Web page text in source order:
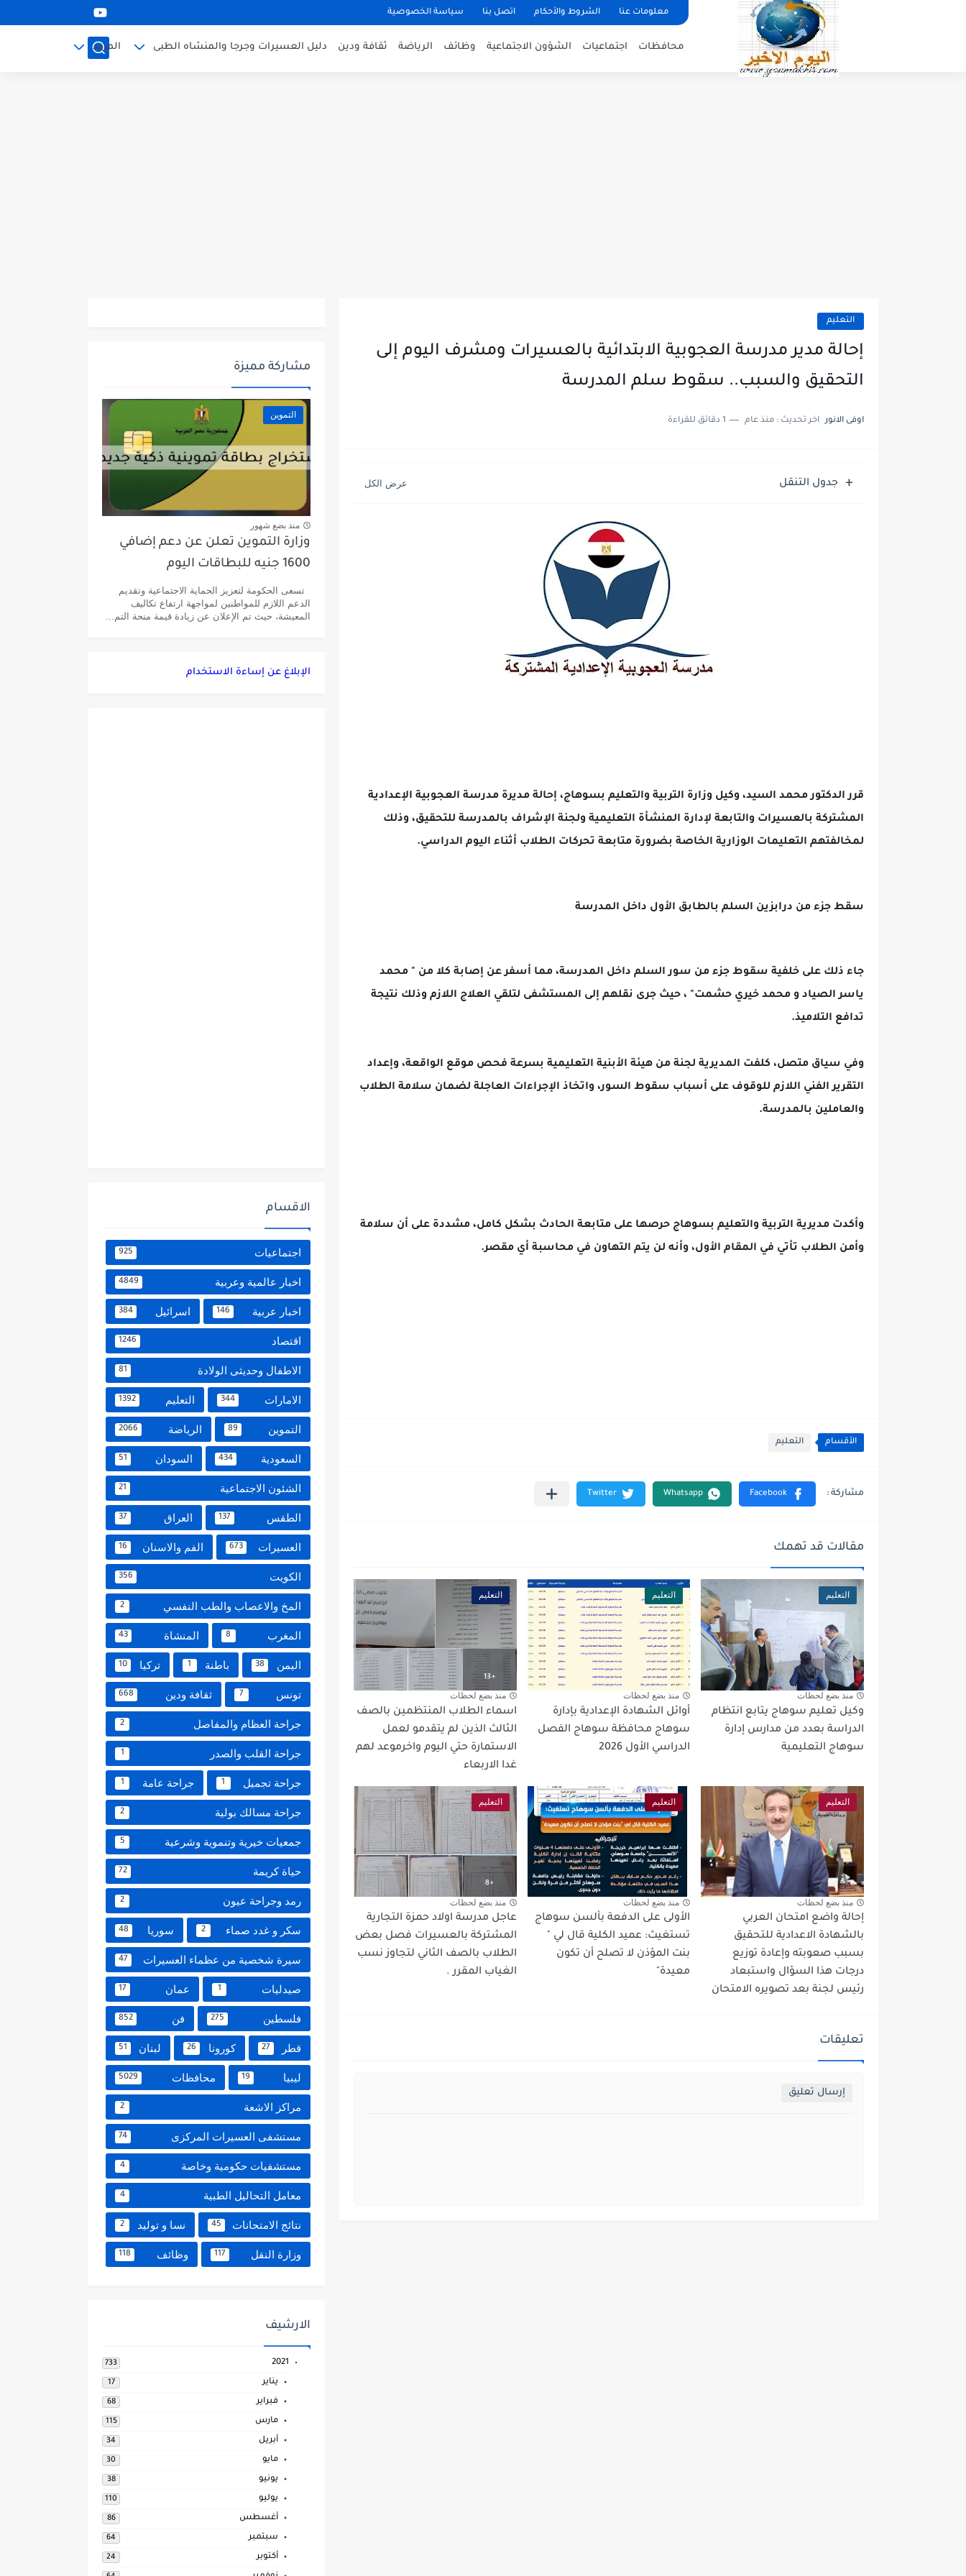
معلومات عنا الشروط والأحكام اتصل بنا سياسة الخصوصية
محافظات اجتماعيات الشؤون الاجتماعية وظائف الرياضة ثقافة ودين دليل العسيرات وجرجا والمنشاه الطبى المزيد
التعليم
إحالة مدير مدرسة العجوبية الابتدائية بالعسيرات ومشرف اليوم إلى
التحقيق والسبب.. سقوط سلم المدرسة
اوفى الانور اخر تحديث : منذ عام 1 دقائق للقراءة
جدول التنقل
قرر الدكتور محمد السيد، وكيل وزارة التربية والتعليم بسوهاج، إحالة مديرة مدرسة العجوبية الإعدادية
المشتركة بالعسيرات والتابعة لإدارة المنشأة التعليمية ولجنة الإشراف بالمدرسة للتحقيق، وذلك
لمخالفتهم التعليمات الوزارية الخاصة بضرورة متابعة تحركات الطلاب أثناء اليوم الدراسي.
سقط جزء من درابزين السلم بالطابق الأول داخل المدرسة
جاء ذلك على خلفية سقوط جزء من سور السلم داخل المدرسة، مما أسفر عن إصابة كلا من " محمد
ياسر الصياد و محمد خيري حشمت" ، حيث جرى نقلهم إلى المستشفى لتلقي العلاج اللازم وذلك نتيجة
تدافع التلاميذ.
وفي سياق متصل، كلفت المديرية لجنة من هيئة الأبنية التعليمية بسرعة فحص موقع الواقعة، وإعداد
التقرير الفني اللازم للوقوف على أسباب سقوط السور، واتخاذ الإجراءات العاجلة لضمان سلامة الطلاب
والعاملين بالمدرسة.
وأكدت مديرية التربية والتعليم بسوهاج حرصها على متابعة الحادث بشكل كامل، مشددة على أن سلامة
وأمن الطلاب تأتي في المقام الأول، وأنه لن يتم التهاون في محاسبة أي مقصر.
الأقسام التعليم
مقالات قد تهمك
التعليم
منذ بضع لحظات
وكيل تعليم سوهاج يتابع انتظام
الدراسة بعدد من مدارس إدارة
سوهاج التعليمية
التعليم
منذ بضع لحظات
أوائل الشهادة الإعدادية بإدارة
سوهاج محافظة سوهاج الفصل
الدراسي الأول 2026
التعليم
منذ بضع لحظات
اسماء الطلاب المنتظمين بالصف
الثالث الذين لم يتقدمو لعمل
الاستمارة حتي اليوم واخرموعد لهم
غدا الاربعاء
التعليم
منذ بضع لحظات
إحالة واضع امتحان العربي
بالشهادة الاعدادية للتحقيق
بسبب صعوبته وإعادة توزيع
درجات هذا السؤال واستبعاد
رئيس لجنة بعد تصويره الامتحان
التعليم
منذ بضع لحظات
الأولى على الدفعة بألسن سوهاج
تستغيث: عميد الكلية قال لي "
بنت المؤذن لا تصلح أن تكون
معيدة"
التعليم
منذ بضع لحظات
عاجل مدرسة اولاد حمزة التجارية
المشتركة بالعسيرات فصل بعض
الطلاب بالصف الثاني لتجاوز نسب
الغياب المقرر .
تعليقات
إرسال تعليق
مشاركة مميزة
التموين
منذ بضع شهور
وزارة التموين تعلن عن دعم إضافي
1600 جنيه للبطاقات اليوم
تسعى الحكومة لتعزيز الحماية الاجتماعية وتقديم
الدعم اللازم للمواطنين لمواجهة ارتفاع تكاليف
المعيشة، حيث تم الإعلان عن زيادة قيمة منحة التم...
الإبلاغ عن إساءة الاستخدام
الاقسام
اجتماعيات 925
اخبار عالمية وعربية 4849
اخبار عربية 146 اسرائيل 384
اقتصاد 1246
الاطفال وحديثى الولادة 81
الامارات 344 التعليم 1392
التموين 89 الرياضة 2066
السعودية 434 السودان 51
الشئون الاجتماعية 21
الطقس 137 العراق 37
العسيرات 673 الفم والاسنان 16
الكويت 356
المخ والاعصاب والطب النفسي 2
المغرب 8 المنشاة 43
اليمن 38 باطنة 1 تركيا 10
تونس 7 ثقافة ودين 668
جراحة العظام والمفاصل 2
جراحة القلب والصدر 1
جراحة تجميل 1 جراحة عامة 1
جراحة مسالك بولية 2
جمعيات خيرية وتنموية وشرعية 5
حياة كريمة 72
رمد وجراحة عيون 2
سكر و غدد صماء 2 سوريا 48
سيرة شخصية من عظماء العسيرات 47
صيدليات 1 عمان 17
فلسطين 275 فن 852
قطر 27 كورونا 26 لبنان 51
ليبيا 19 محافظات 5029
مراكز الاشعة 2
مستشفى العسيرات المركزى 74
مستشفيات حكومية وخاصة 4
معامل التحاليل الطبية 4
نتائج الامتحانات 45 نسا و توليد 2
وزارة النقل 117 وظائف 118
الارشيف
2021
733
يناير 17
فبراير 68
مارس 115
أبريل 34
مايو 30
يونيو 38
يوليو 110
أغسطس 86
سبتمبر 64
أكتوبر 24